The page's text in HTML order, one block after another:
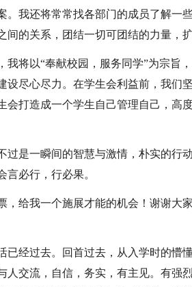
。我还将常常找各部门的成员了解一
的关系，团结一切可团结的力量，
我将以“奉献校园，服务同学”为宗旨
设尽心尽力。在学生会利益前，我们
会打造成一个学生自己管理自己，高
过是一瞬间的智慧与激情，朴实的行
必行，行必果。
，给我一个施展才能的机会！谢谢大家
已经过去。回首过去，从入学时的懵
人交流，自信，务实，有主见。有强